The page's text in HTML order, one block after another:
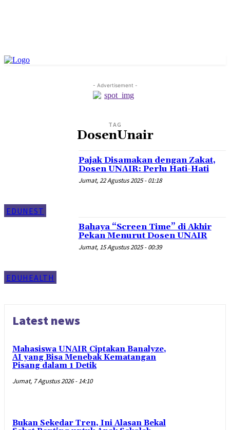
- Advertisement -
TAG
DosenUnair
EDUNEST
Pajak Disamakan dengan Zakat,
Dosen UNAIR: Perlu Hati-Hati
Jumat, 22 Agustus 2025 - 01:18
EDUHEALTH
Bahaya “Screen Time” di Akhir
Pekan Menurut Dosen UNAIR
Jumat, 15 Agustus 2025 - 00:39
Latest news
Mahasiswa UNAIR Ciptakan Banalyze,
AI yang Bisa Menebak Kematangan
Pisang dalam 1 Detik
Jumat, 7 Agustus 2026 - 14:10
Bukan Sekedar Tren, Ini Alasan Bekal